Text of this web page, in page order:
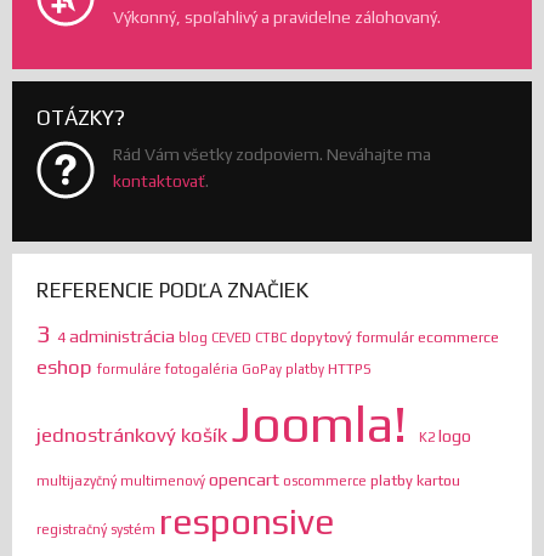
Výkonný, spoľahlivý a pravidelne zálohovaný.
OTÁZKY?
Rád Vám všetky zodpoviem. Neváhajte ma
kontaktovať.
REFERENCIE PODĽA ZNAČIEK
3 4 administrácia blog CEVED CTBC dopytový formulár ecommerce
eshopformulárefotogaléria GoPay platby HTTPS
jednostránkový košík Joomla! K2 logo
multijazyčný multimenový opencart oscommerce platby kartou
registračný systém responsive